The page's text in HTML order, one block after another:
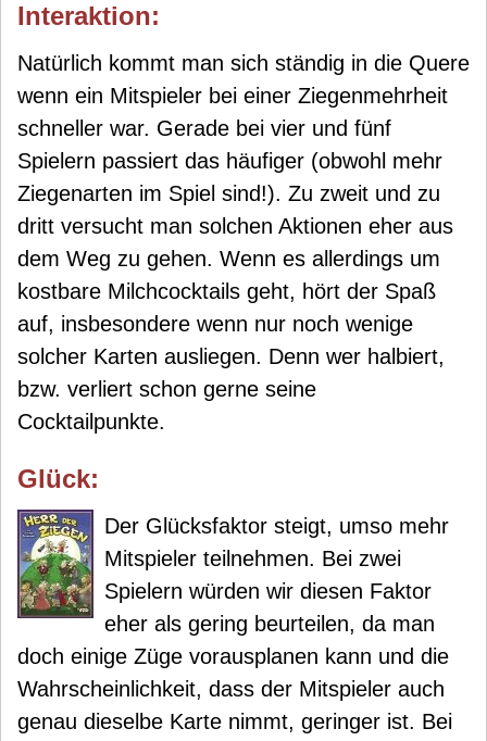
Interaktion:
Natürlich kommt man sich ständig in die Quere
wenn ein Mitspieler bei einer Ziegenmehrheit
schneller war. Gerade bei vier und fünf
Spielern passiert das häufiger (obwohl mehr
Ziegenarten im Spiel sind!). Zu zweit und zu
dritt versucht man solchen Aktionen eher aus
dem Weg zu gehen. Wenn es allerdings um
kostbare Milchcocktails geht, hört der Spaß
auf, insbesondere wenn nur noch wenige
solcher Karten ausliegen. Denn wer halbiert,
bzw. verliert schon gerne seine
Cocktailpunkte.
Glück:
Der Glücksfaktor steigt, umso mehr
Mitspieler teilnehmen. Bei zwei
Spielern würden wir diesen Faktor
eher als gering beurteilen, da man
doch einige Züge vorausplanen kann und die
Wahrscheinlichkeit, dass der Mitspieler auch
genau dieselbe Karte nimmt, geringer ist. Bei